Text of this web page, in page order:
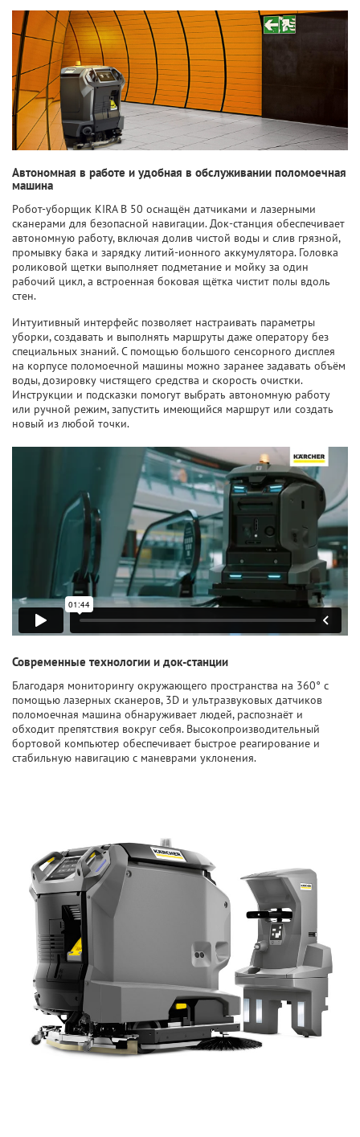
Автономная в работе и удобная в обслуживании поломоечная
машина
Робот-уборщик KIRA B 50 оснащён датчиками и лазерными
сканерами для безопасной навигации. Док-станция обеспечивает
автономную работу, включая долив чистой воды и слив грязной,
промывку бака и зарядку литий-ионного аккумулятора. Головка
роликовой щетки выполняет подметание и мойку за один
рабочий цикл, а встроенная боковая щётка чистит полы вдоль
стен.
Интуитивный интерфейс позволяет настраивать параметры
уборки, создавать и выполнять маршруты даже оператору без
специальных знаний. С помощью большого сенсорного дисплея
на корпусе поломоечной машины можно заранее задавать объём
воды, дозировку чистящего средства и скорость очистки.
Инструкции и подсказки помогут выбрать автономную работу
или ручной режим, запустить имеющийся маршрут или создать
новый из любой точки.
Современные технологии и док-станции
Благодаря мониторингу окружающего пространства на 360° с
помощью лазерных сканеров, 3D и ультразвуковых датчиков
поломоечная машина обнаруживает людей, распознаёт и
обходит препятствия вокруг себя. Высокопроизводительный
бортовой компьютер обеспечивает быстрое реагирование и
стабильную навигацию с маневрами уклонения.